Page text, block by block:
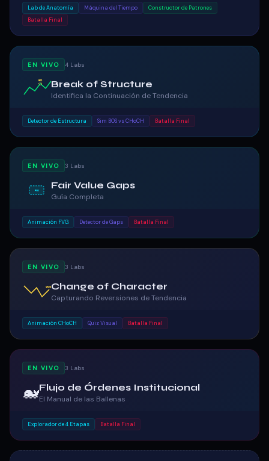
Lab de Anatomía Máquina del Tiempo
Constructor de Patrones
Batalla Final
EN VIVO 4 Labs
BOS Break of Structure
Identifica la Continuación de Tendencia
Detector de Estructura Sim BOS vs CHoCH Batalla Final
EN VIVO 3 Labs
FVG Fair Value Gaps
Guía Completa
Animación FVG Detector de Gaps Batalla Final
EN VIVO 3 Labs
CHoCHChange of Character
Capturando Reversiones de Tendencia
Animación CHoCH Quiz Visual Batalla Final
EN VIVO 3 Labs
🐋Flujo de Órdenes Institucional
El Manual de las Ballenas
Explorador de 4 Etapas Batalla Final